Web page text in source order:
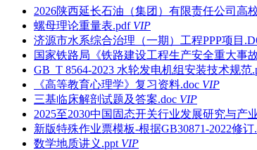
2026陕西延长石油（集团）有限责任公司高
螺母理论重量表.pdf VIP
济源市水系综合治理（一期）工程PPP项目
国家铁路局《铁路建设工程生产安全重大事
GB_T 8564-2023 水轮发电机组安装技术规范
《高等教育心理学》复习资料.doc VIP
三基临床解剖试题及答案.doc VIP
2025至2030中国固态开关行业发展研究与产
新版特殊作业票模板-根据GB30871-2022修订
数学地质讲义.ppt VIP